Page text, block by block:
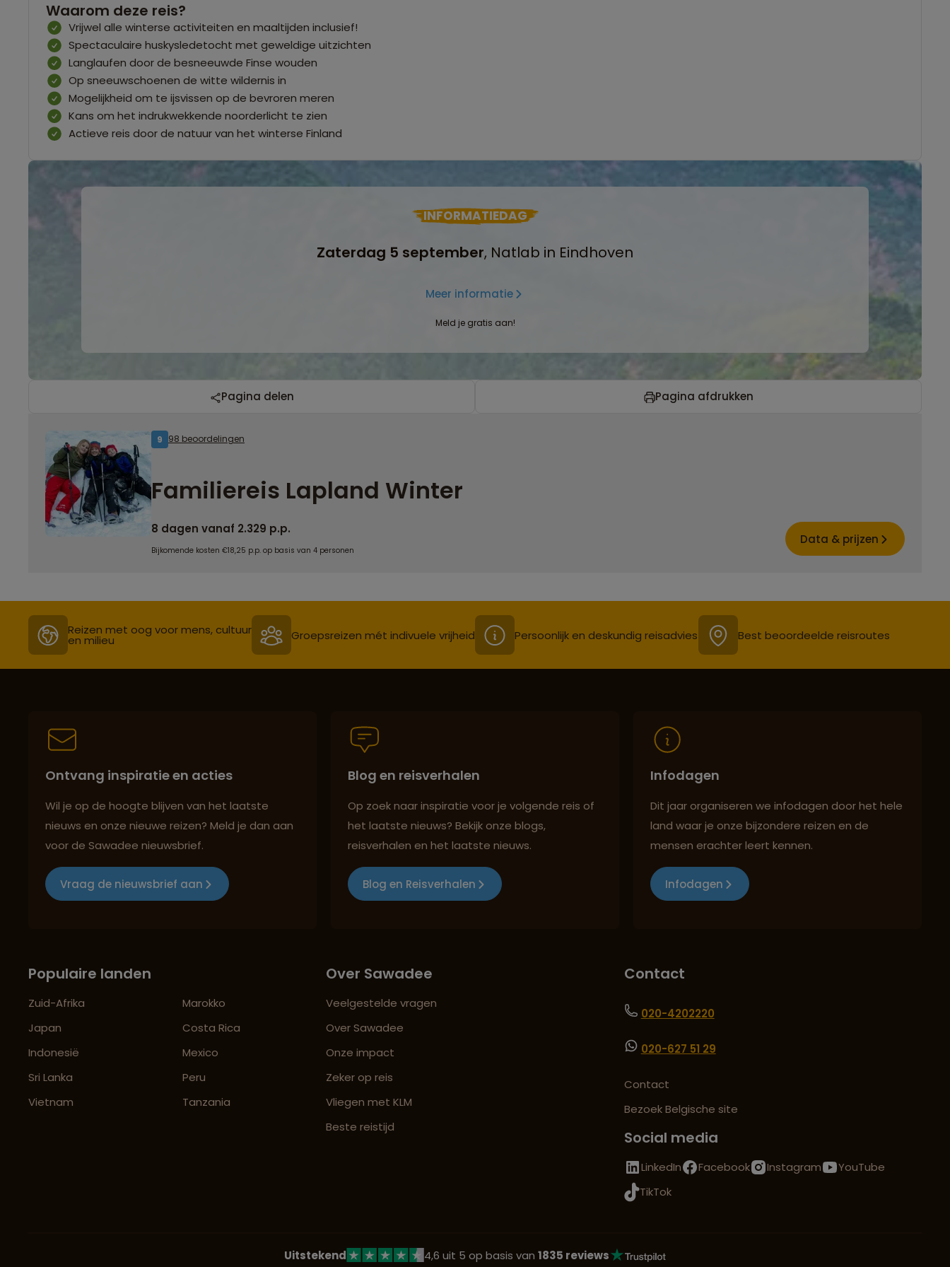
Waarom deze reis?
Vrijwel alle winterse activiteiten en maaltijden inclusief!
Spectaculaire huskysledetocht met geweldige uitzichten
Langlaufen door de besneeuwde Finse wouden
Op sneeuwschoenen de witte wildernis in
Mogelijkheid om te ijsvissen op de bevroren meren
Kans om het indrukwekkende noorderlicht te zien
Actieve reis door de natuur van het winterse Finland
INFORMATIEDAG
Zaterdag 5 september, Natlab in Eindhoven
Meer informatie
Meld je gratis aan!
Pagina delen Pagina afdrukken
9 98 beoordelingen
Familiereis Lapland Winter
8 dagen vanaf 2.329 p.p.
Bijkomende kosten €18,25 p.p. op basis van 4 personen
Data & prijzen
Reizen met oog voor mens, cultuur
en milieu Groepsreizen mét indivuele vrijheid Persoonlijk en deskundig reisadvies Best beoordeelde reisroutes
Ontvang inspiratie en acties
Wil je op de hoogte blijven van het laatste
nieuws en onze nieuwe reizen? Meld je dan aan
voor de Sawadee nieuwsbrief.
Vraag de nieuwsbrief aan
Blog en reisverhalen
Op zoek naar inspiratie voor je volgende reis of
het laatste nieuws? Bekijk onze blogs,
reisverhalen en het laatste nieuws.
Blog en Reisverhalen
Infodagen
Dit jaar organiseren we infodagen door het hele
land waar je onze bijzondere reizen en de
mensen erachter leert kennen.
Infodagen
Populaire landen
Zuid-Afrika
Japan
Indonesië
Sri Lanka
Vietnam
Marokko
Costa Rica
Mexico
Peru
Tanzania
Over Sawadee
Veelgestelde vragen
Over Sawadee
Onze impact
Zeker op reis
Vliegen met KLM
Beste reistijd
Contact
020-4202220
020-627 51 29
Contact
Bezoek Belgische site
Social media
LinkedIn Facebook Instagram
YouTube
TikTok
Uitstekend 4,6 uit 5 op basis van 1835 reviews